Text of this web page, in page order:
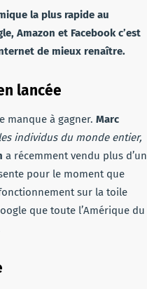
la plus rapide au
Amazon et Facebook c’est
de mieux renaître.
lancée
manque à gagner. Marc
individus du monde entier,
a récemment vendu plus d’un
pour le moment que
sur la toile
que toute l’Amérique du